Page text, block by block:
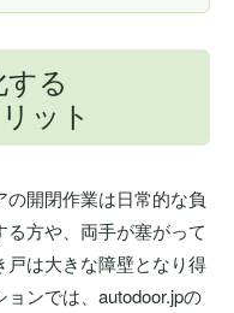
る
ット
開閉作業は日常的な負
方や、両手が塞がって
戸は大きな障壁となり得
ンでは、autodoor.jpの